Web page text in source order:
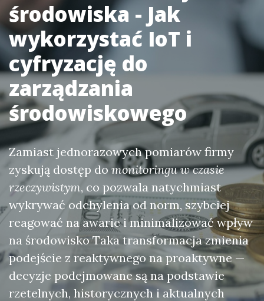
środowiska - Jak
wykorzystać IoT i
cyfryzację do
zarządzania
środowiskowego
Zamiast jednorazowych pomiarów firmy
zyskują dostęp do monitoringu w czasie
rzeczywistym, co pozwala natychmiast
wykrywać odchylenia od norm, szybciej
reagować na awarie i minimalizować wpływ
na środowisko Taka transformacja zmienia
podejście z reaktywnego na proaktywne —
decyzje podejmowane są na podstawie
rzetelnych, historycznych i aktualnych